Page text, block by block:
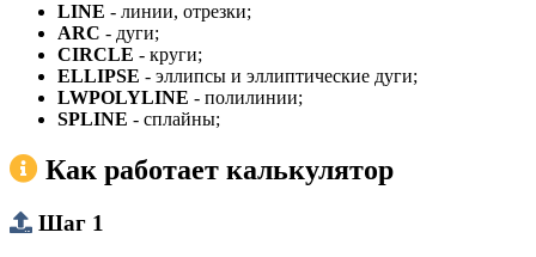
LINE - линии, отрезки;
ARC - дуги;
CIRCLE - круги;
ELLIPSE - эллипсы и эллиптические дуги;
LWPOLYLINE - полилинии;
SPLINE - сплайны;
Как работает калькулятор
Шаг 1